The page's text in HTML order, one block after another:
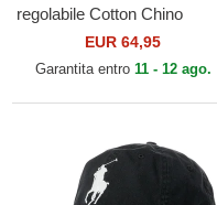
regolabile Cotton Chino
Classic Sport di Polo Ralph
Lauren
EUR 64,95
Garantita entro 11 - 12 ago.